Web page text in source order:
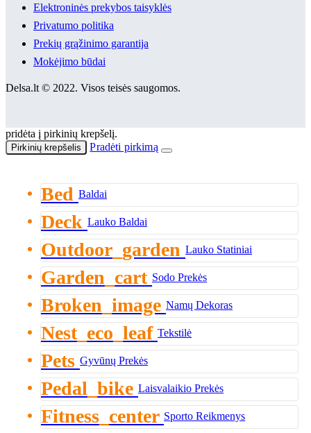
Elektroninės prekybos taisyklės
Privatumo politika
Prekių grąžinimo garantija
Mokėjimo būdai
Delsa.lt © 2022. Visos teisės saugomos.
pridėta į pirkinių krepšelį.
Pirkinių krepšelis Pradėti pirkimą
Bed Baldai
Deck Lauko Baldai
Outdoor_garden Lauko Statiniai
Garden_cart Sodo Prekės
Broken_image Namų Dekoras
Nest_eco_leaf Tekstilė
Pets Gyvūnų Prekės
Pedal_bike Laisvalaikio Prekės
Fitness_center Sporto Reikmenys